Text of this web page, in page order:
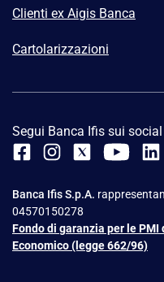
Clienti ex Aigis Banca
Cartolarizzazioni
Segui Banca Ifis sui social
Banca Ifis S.p.A.
04570150278
Fondo di garanzia per le
Economico (legge 662/96)